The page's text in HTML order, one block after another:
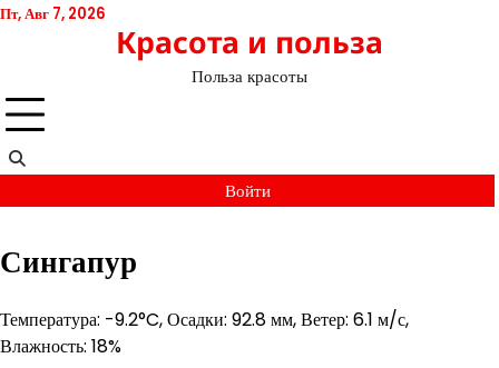
Перейти
Пт, Авг 7, 2026
Красота и польза
Польза красоты
Войти
Сингапур
Температура: -9.2°C, Осадки: 92.8 мм, Ветер: 6.1 м/с,
Влажность: 18%